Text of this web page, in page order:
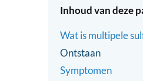
Inhoud van deze
Wat is multipele
Ontstaan
Symptomen